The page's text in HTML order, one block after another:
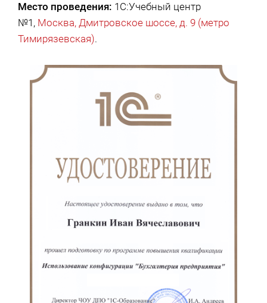
Место проведения: 1С:Учебный центр
№1, Москва, Дмитровское шоссе, д. 9 (метро
Тимирязевская).